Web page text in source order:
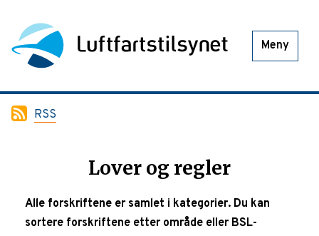
Meny
RSS
Lover og regler
Alle forskriftene er samlet i kategorier. Du kan
sortere forskriftene etter område eller BSL-